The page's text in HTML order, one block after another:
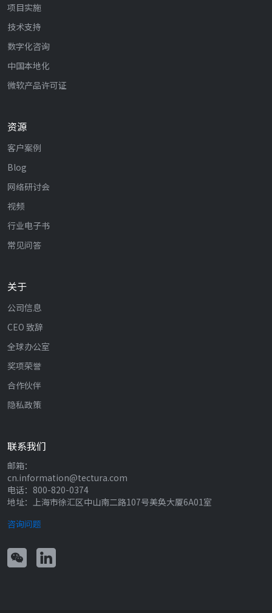
项目实施
技术支持
数字化咨询
中国本地化
微软产品许可证
资源
客户案例
Blog
网络研讨会
视频
行业电子书
常见问答
关于
公司信息
CEO 致辞
全球办公室
奖项荣誉
合作伙伴
隐私政策
联系我们
邮箱：
cn.information@tectura.com
电话：800-820-0374
地址：上海市徐汇区中山南二路107号美奂大厦6A01室
咨询问题